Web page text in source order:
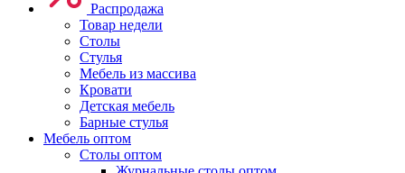
Распродажа
Товар недели
Столы
Стулья
Мебель из массива
Кровати
Детская мебель
Барные стулья
Мебель оптом
Столы оптом